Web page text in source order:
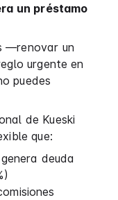
un préstamo
—renovar un
urgente en
puedes
de Kueski
que:
deuda